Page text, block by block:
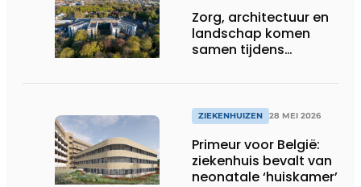
Zorg, architectuur en
landschap komen
samen tijdens
ZIEKENHUIZEN 28 MEI 2026
Primeur voor België:
ziekenhuis bevalt van
neonatale ‘huiskamer’